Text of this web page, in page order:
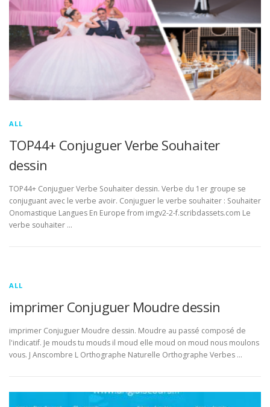
ALL
TOP44+ Conjuguer Verbe Souhaiter
dessin
TOP44+ Conjuguer Verbe Souhaiter dessin. Verbe du 1er groupe se
conjuguant avec le verbe avoir. Conjuguer le verbe souhaiter : Souhaiter
Onomastique Langues En Europe from imgv2-2-f.scribdassets.com Le
verbe souhaiter …
ALL
imprimer Conjuguer Moudre dessin
imprimer Conjuguer Moudre dessin. Moudre au passé composé de
l'indicatif. Je mouds tu mouds il moud elle moud on moud nous moulons
vous. J Anscombre L Orthographe Naturelle Orthographe Verbes …